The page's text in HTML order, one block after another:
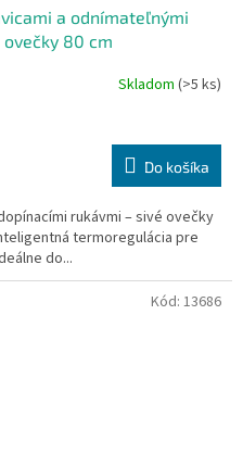
a odnímateľnými
80 cm
Skladom (>5 ks)
Do košíka
rukávmi – sivé ovečky
termoregulácia pre
do...
Kód: 13686